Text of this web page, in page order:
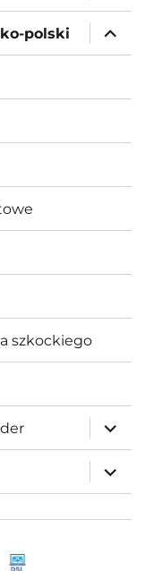
menu
polski
expand
child
menu
szkockiego
expand
child
menu
expand
child
menu